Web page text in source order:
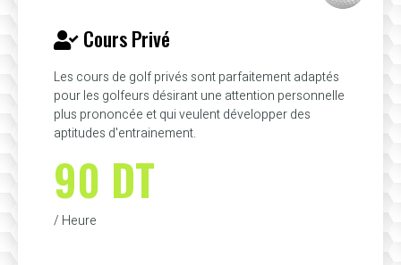
Cours Privé
Les cours de golf privés sont parfaitement adaptés
pour les golfeurs désirant une attention personnelle
plus prononcée et qui veulent développer des
aptitudes d'entrainement.
90 DT
/ Heure